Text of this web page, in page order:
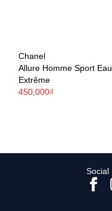
Chanel
Allure Homme Sport Eau
Extrême
450,000₫
Social